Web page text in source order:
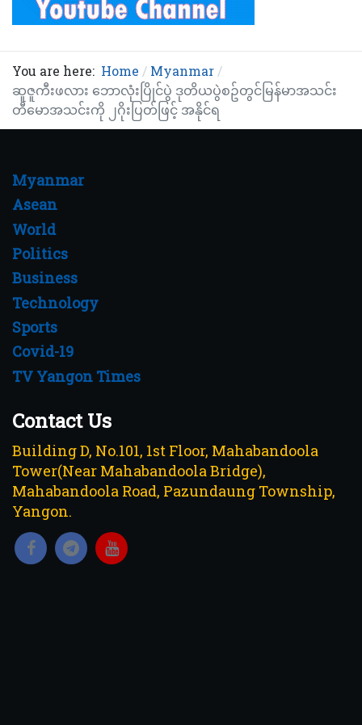
You are here: Home
Myanmar
ဆူဇူကီးဖလား ဘောလုံးပြိုင်ပွဲ ဒုတိယပွဲစဥ်တွင်မြန်မာအသင်း
တီမောအသင်းကို ၂ဂိုးပြတ်ဖြင့် အနိုင်ရ
Myanmar
Asean
World
Politics
Business
Technology
Sports
Covid-19
TV Yangon Times
Contact Us
Building D, No.101, 1st Floor, Mahabandoola
Tower(Near Mahabandoola Bridge),
Mahabandoola Road, Pazundaung Township,
Yangon.